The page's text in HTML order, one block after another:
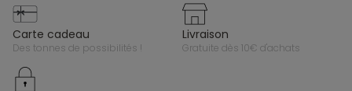
carte cadeau
des tonnes de possibilités !
livraison
gratuite dès 10€ d'achats